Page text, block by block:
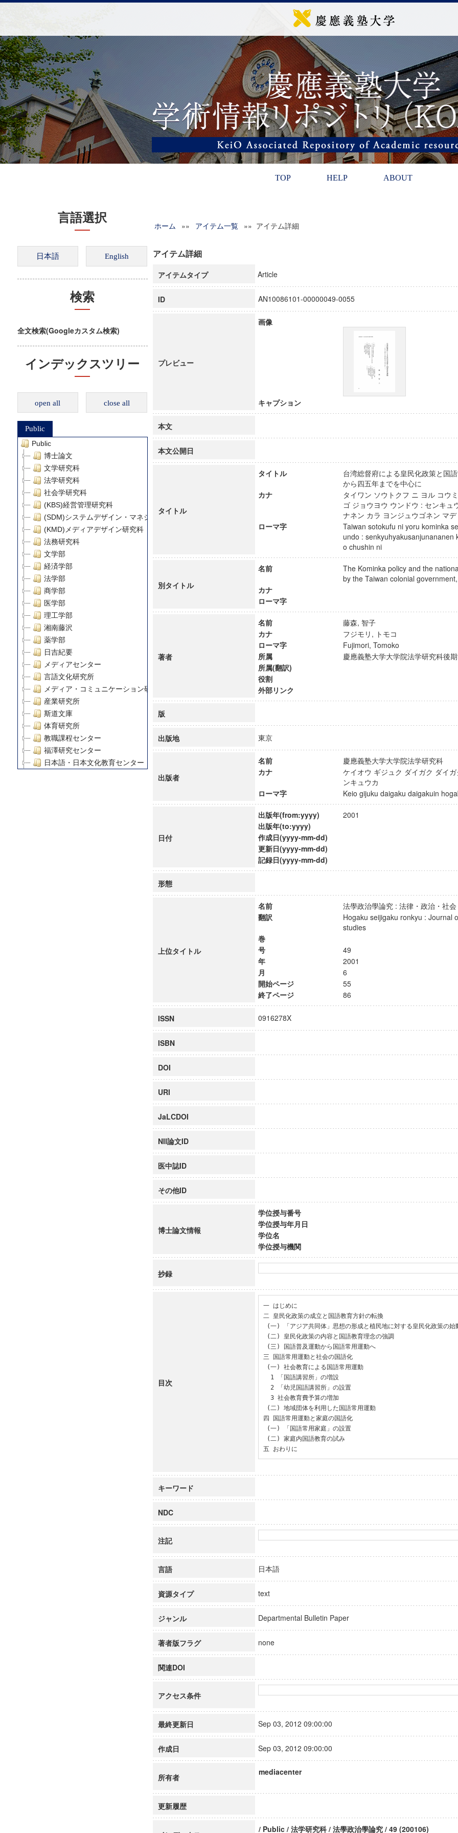
TOP HELP ABOUT
言語選択
検索
全文検索(Googleカスタム検索)
インデックスツリー
open all close all
Public
Public
博士論文
文学研究科
法学研究科
社会学研究科
(KBS)経営管理研究科
(SDM)システムデザイン・マネジメント研究科
(KMD)メディアデザイン研究科
法務研究科
文学部
経済学部
法学部
商学部
医学部
理工学部
湘南藤沢
薬学部
日吉紀要
メディアセンター
言語文化研究所
メディア・コミュニケーション研究所
産業研究所
斯道文庫
体育研究所
教職課程センター
福澤研究センター
日本語・日本文化教育センター
慶應義塾大学グローバルCOEプログラム市民社会ガバナンス教育研究センター
慶應義塾大学グローバルCOEプログラム論理と感性の先端的教育研究拠点
博士課程教育リーディングプログラム「超成熟社会発展のサイエンス」
ホーム »» アイテム一覧 »» アイテム詳細
アイテム詳細
アイテムタイプ Article
ID AN10086101-00000049-0055
プレビュー
画像
キャプション
本文
本文公開日
タイトル
タイトル
台湾総督府による皇民化政策と国
から四五年までを中心に
カナ
タイワン ソウトクフ ニ ヨル コウ
ゴ ジョウヨウ ウンドウ : センキュ
ナネン カラ ヨンジュウゴネン マ
ローマ字
Taiwan sotokufu ni yoru kominka
undo : senkyuhyakusanjunananen
o chushin ni
別タイトル
名前
The Kominka policy and the
by the Taiwan colonial
カナ
ローマ字
著者
名前
藤森, 智子
カナ
フジモリ, トモコ
ローマ字
Fujimori, Tomoko
所属
慶應義塾大学大学院法学研究科後
所属(翻訳)
役割
外部リンク
版
出版地 東京
出版者
名前
慶應義塾大学大学院法学研究科
カナ
ケイオウ ギジュク ダイガク ダ
ンキュウカ
ローマ字
Keio gijuku daigaku daigakuin
日付
出版年(from:yyyy)
2001
出版年(to:yyyy)
作成日(yyyy-mm-dd)
更新日(yyyy-mm-dd)
記録日(yyyy-mm-dd)
形態
上位タイトル
名前
法學政治學論究 : 法律・政治・社
翻訳
Hogaku seijigaku ronkyu : Journal
studies
巻
号
49
年
2001
月
6
開始ページ
55
終了ページ
86
ISSN 0916278X
ISBN
DOI
URI
JaLCDOI
NII論文ID
医中誌ID
その他ID
博士論文情報
学位授与番号
学位授与年月日
学位名
学位授与機関
抄録
目次
一 はじめに
二 皇民化政策の成立と国語教育方針の転換
三 国語常用運動と社会の国語化
  3 社会教育費予算の増加
四 国語常用運動と家庭の国語化
五 おわりに
キーワード
NDC
注記
言語 日本語
資源タイプ text
ジャンル Departmental Bulletin Paper
著者版フラグ none
関連DOI
アクセス条件
最終更新日 Sep 03, 2012 09:00:00
作成日 Sep 03, 2012 09:00:00
所有者
mediacenter
更新履歴
/ Public / 法学研究科 / 法學政治學論究 / 49 (200106)